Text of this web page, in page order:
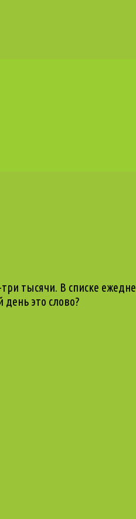
тысячи. В списке
это слово?